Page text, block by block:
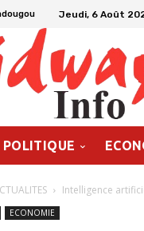
Jeudi, 6 Août
POLITIQUE
Intelligence
ECONOMIE